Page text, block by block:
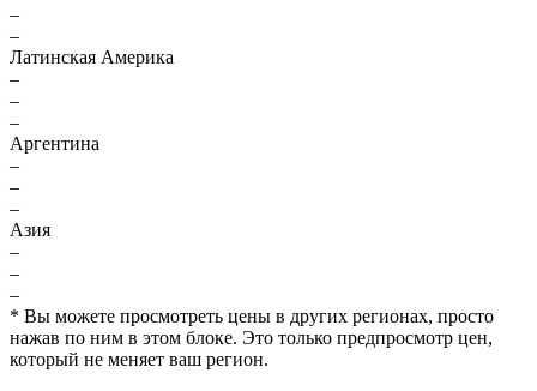
–
–
Латинская Америка
–
–
–
Аргентина
–
–
–
Азия
–
–
–
* Вы можете просмотреть цены в других регионах, просто
нажав по ним в этом блоке. Это только предпросмотр цен,
который не меняет ваш регион.